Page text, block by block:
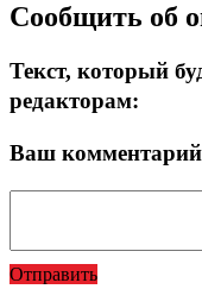
Сообщить об
Текст, который
редакторам:
Ваш комментарий
Отправить